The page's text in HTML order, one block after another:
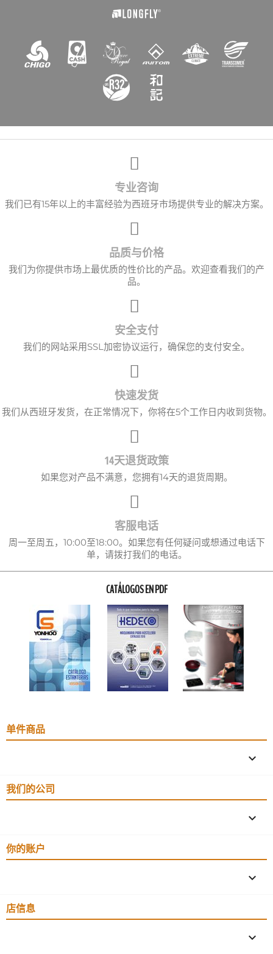
专业咨询
我们已有15年以上的丰富经验为西班牙市场提供专业的解决方案。
品质与价格
我们为你提供市场上最优质的性价比的产品。欢迎查看我们的产
品。
安全支付
我们的网站采用SSL加密协议运行，确保您的支付安全。
快速发货
我们从西班牙发货，在正常情况下，你将在5个工作日内收到货物。
14天退货政策
如果您对产品不满意，您拥有14天的退货周期。
客服电话
周一至周五，10:00至18:00。如果您有任何疑问或想通过电话下
单，请拨打我们的电话。
CATÁLOGOS EN PDF
单件商品

我们的公司

你的账户

店信息
keyboard_arrow_down
取消